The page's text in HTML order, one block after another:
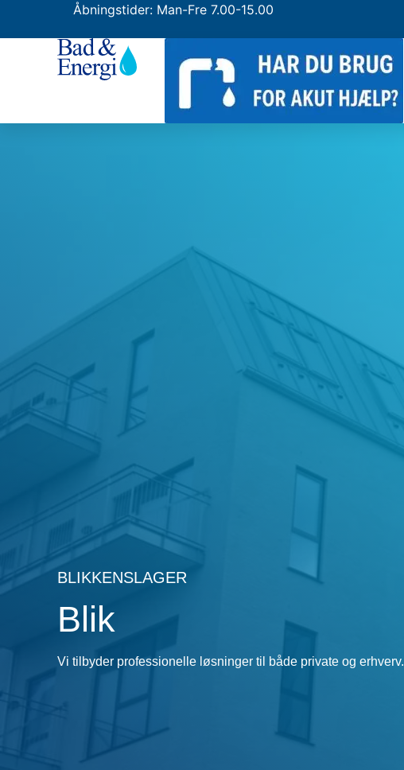
Åbningstider: Man-Fre 7.00-15.00
BLIKKENSLAGER
Blik
Vi tilbyder professionelle løsninger til både private og erhverv.